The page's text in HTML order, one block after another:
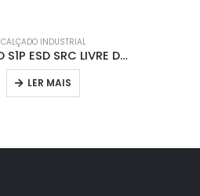
CALÇADO INDUSTRIAL
SAPATO S1P ESD SRC LIVRE DE M 707007B
LER MAIS